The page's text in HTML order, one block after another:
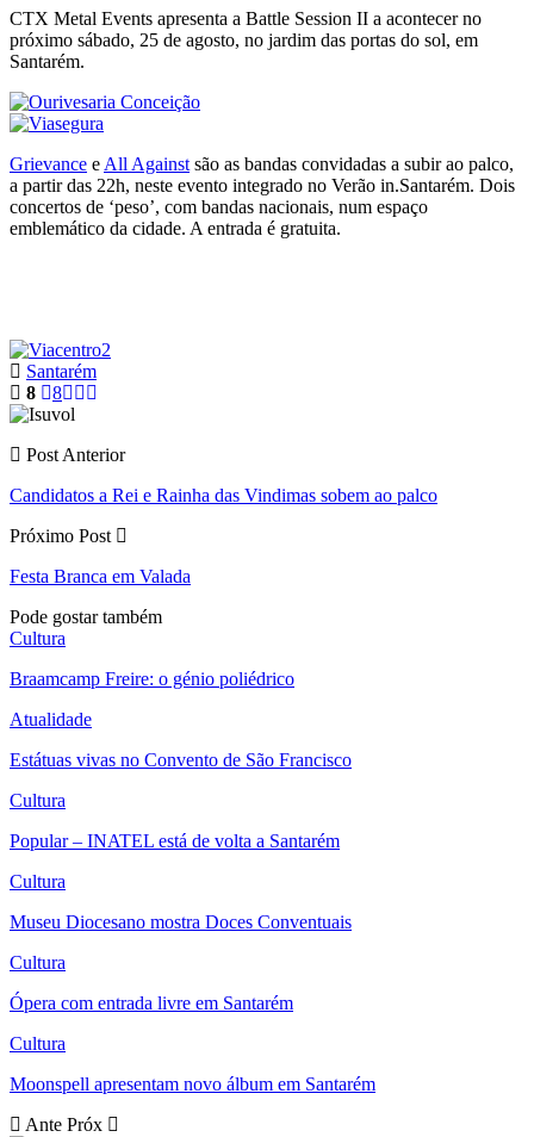
CTX Metal Events apresenta a Battle Session II a acontecer no
próximo sábado, 25 de agosto, no jardim das portas do sol, em
Santarém.
Grievance e All Against são as bandas convidadas a subir ao palco,
a partir das 22h, neste evento integrado no Verão in.Santarém. Dois
concertos de ‘peso’, com bandas nacionais, num espaço
emblemático da cidade. A entrada é gratuita.
Santarém
8
8
Post Anterior
Candidatos a Rei e Rainha das Vindimas sobem ao palco
Próximo Post
Festa Branca em Valada
Pode gostar também
Cultura
Braamcamp Freire: o génio poliédrico
Atualidade
Estátuas vivas no Convento de São Francisco
Cultura
Popular – INATEL está de volta a Santarém
Cultura
Museu Diocesano mostra Doces Conventuais
Cultura
Ópera com entrada livre em Santarém
Cultura
Moonspell apresentam novo álbum em Santarém
Ante Próx